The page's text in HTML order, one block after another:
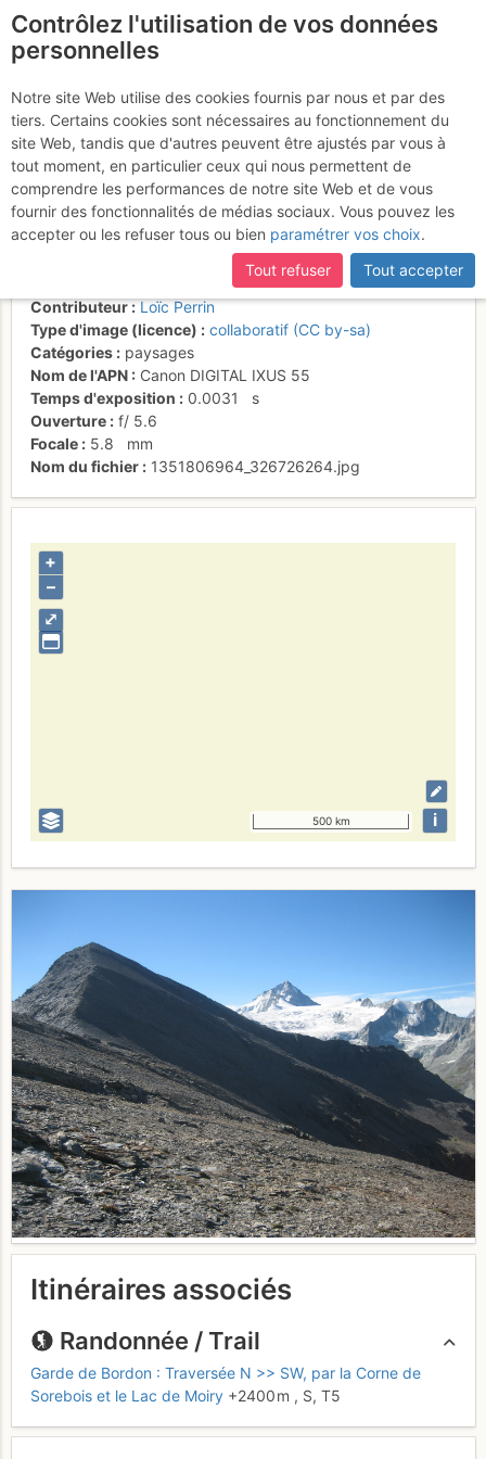
Garde de Bordon : fin
de l'arête N, avec la Dent
Blanche en fond
17 août 2012 10:04
Contributeur
Loïc Perrin
Type d'image (licence)
collaboratif (CC by-sa)
Catégories
paysages
Nom de l'APN
Canon DIGITAL IXUS 55
Temps d'exposition
0.0031
s
Ouverture
f/ 5.6
Focale
5.8
mm
Nom du fichier
1351806964_326726264.jpg
⤢
+
–
500 km i
Itinéraires associés
Randonnée / Trail
Garde de Bordon : Traversée N >> SW, par la Corne de
Sorebois et le Lac de Moiry +2400 m , S, T5
Contrôlez l'utilisation de vos données
personnelles
Notre site Web utilise des cookies fournis par nous et par des
tiers. Certains cookies sont nécessaires au fonctionnement du
site Web, tandis que d'autres peuvent être ajustés par vous à
tout moment, en particulier ceux qui nous permettent de
comprendre les performances de notre site Web et de vous
fournir des fonctionnalités de médias sociaux. Vous pouvez les
accepter ou les refuser tous ou bien paramétrer vos choix.
Tout refuser
Tout accepter